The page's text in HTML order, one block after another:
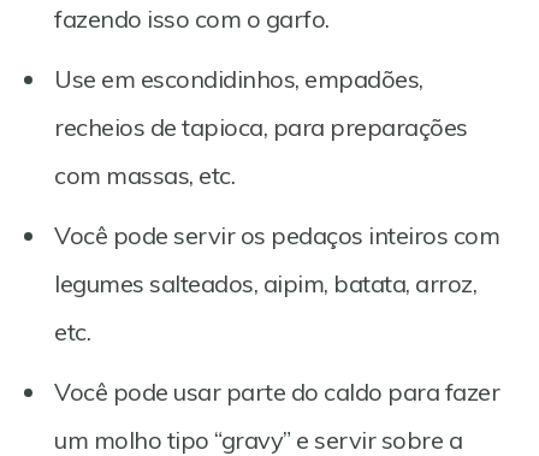
fazendo isso com o garfo.
Use em escondidinhos, empadões,
recheios de tapioca, para preparações
com massas, etc.
Você pode servir os pedaços inteiros com
legumes salteados, aipim, batata, arroz,
etc.
Você pode usar parte do caldo para fazer
um molho tipo “gravy” e servir sobre a